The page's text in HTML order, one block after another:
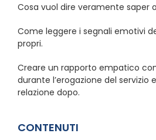
Cosa vuol dire veramente saper
Come leggere i segnali emotivi
propri.
Creare un rapporto empatico
durante l’erogazione del servizio
relazione dopo.
CONTENUTI